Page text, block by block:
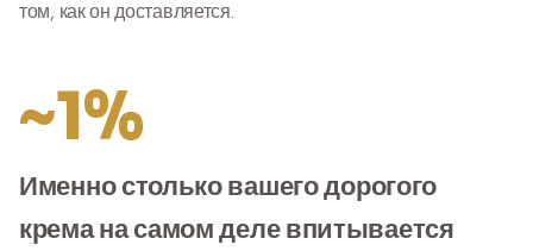
том, как он доставляется.
~1%
Именно столько вашего дорогого
крема на самом деле впитывается